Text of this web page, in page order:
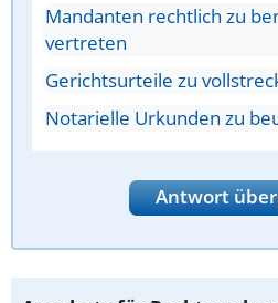
Mandanten rechtlich zu
vertreten
Gerichtsurteile zu
Notarielle Urkunden zu
Antwort